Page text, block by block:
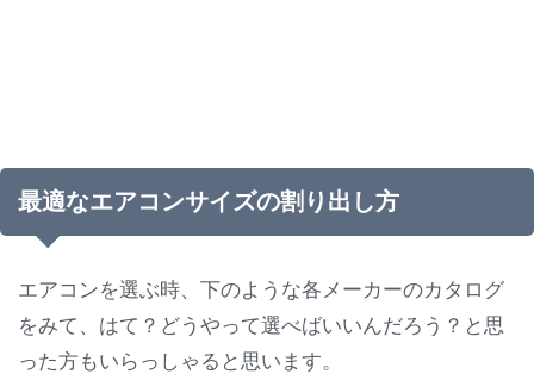
最適なエアコンサイズの割り出し方
エアコンを選ぶ時、下のような各メーカーのカタログ
をみて、はて？どうやって選べばいいんだろう？と思
った方もいらっしゃると思います。